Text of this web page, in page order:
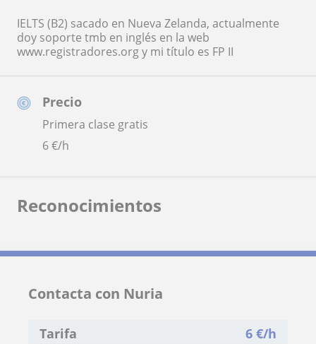
Precio
Primera clase gratis
6€/h
IELTS (B2) sacado en Nueva Zelanda, actualmente
doy soporte tmb en inglés en la web
www.registradores.org y mi título es FP II
Reconocimientos
Contacta con Nuria
Tarifa 6 €/h